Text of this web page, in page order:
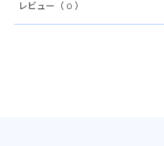
レビュー （ 0 ）